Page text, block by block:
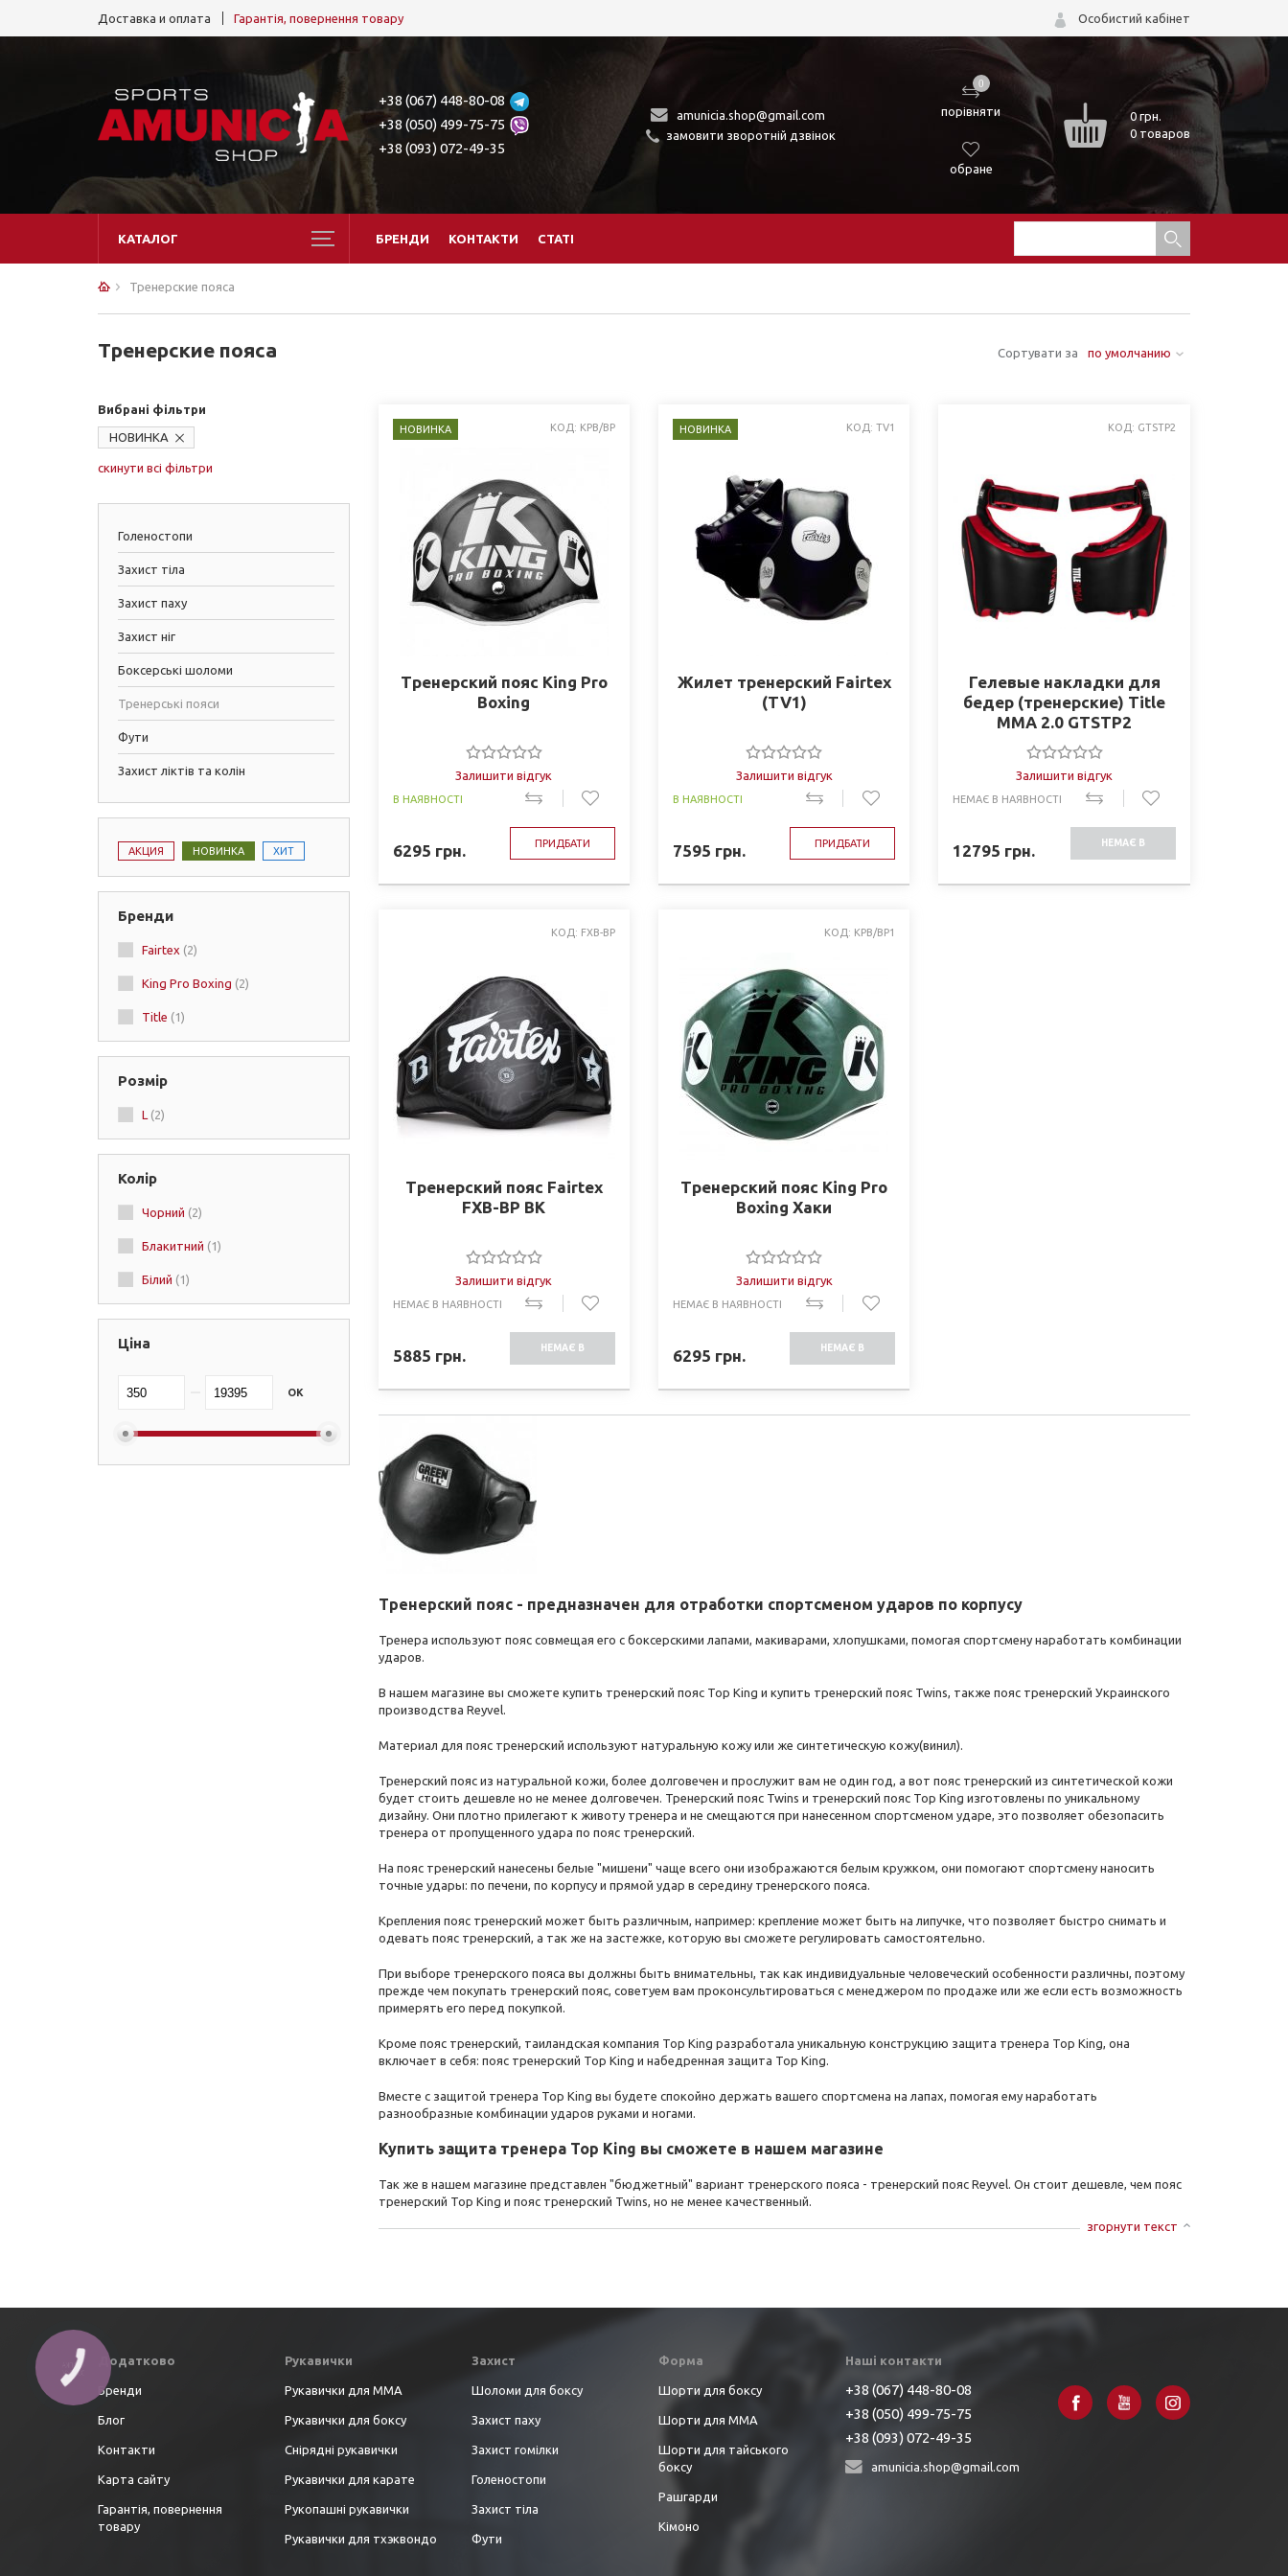
Доставка и оплата Гарантія, повернення товару Особистий кабінет
+38 (067) 448-80-08
+38 (050) 499-75-75
+38 (093) 072-49-35
amunicia.shop@gmail.com
замовити зворотній дзвінок
0
порівняти
обране
0грн.
0 товаров
КАТАЛОГ БРЕНДИ КОНТАКТИ СТАТІ
Тренерские пояса
Тренерские пояса Сортувати за по умолчанию
Вибрані фільтри
НОВИНКА
скинути всі фільтри
Голеностопи
Захист тіла
Захист паху
Захист ніг
Боксерські шоломи
Тренерські пояси
Фути
Захист ліктів та колін
АКЦИЯ НОВИНКА ХИТ
Бренди
Fairtex (2)
King Pro Boxing (2)
Title (1)
Розмір
L (2)
Колір
Чорний (2)
Блакитний (1)
Білий (1)
Ціна
OK
НОВИНКА КОД: KPB/BP
Тренерский пояс King Pro
Boxing
Залишити відгук
В НАЯВНОСТІ
6295 грн. ПРИДБАТИ
НОВИНКА КОД: TV1
Жилет тренерский Fairtex
(TV1)
Залишити відгук
В НАЯВНОСТІ
7595 грн. ПРИДБАТИ
КОД: GTSTP2
Гелевые накладки для
бедер (тренерские) Title
MMA 2.0 GTSTP2
Залишити відгук
НЕМАЄ В НАЯВНОСТІ
12795 грн. НЕМАЄ В
КОД: FXB-BP
Тренерский пояс Fairtex
FXB-BP BK
Залишити відгук
НЕМАЄ В НАЯВНОСТІ
5885 грн. НЕМАЄ В
КОД: KPB/BP1
Тренерский пояс King Pro
Boxing Хаки
Залишити відгук
НЕМАЄ В НАЯВНОСТІ
6295 грн. НЕМАЄ В
Тренерский пояс - предназначен для отработки спортсменом ударов по корпусу
Тренера используют пояс совмещая его с боксерскими лапами, макиварами, хлопушками, помогая спортсмену наработать комбинации
ударов.
В нашем магазине вы сможете купить тренерский пояс Top King и купить тренерский пояс Twins, также пояс тренерский Украинского
производства Reyvel.
Материал для пояс тренерский используют натуральную кожу или же синтетическую кожу(винил).
Тренерский пояс из натуральной кожи, более долговечен и прослужит вам не один год, а вот пояс тренерский из синтетической кожи
будет стоить дешевле но не менее долговечен. Тренерский пояс Twins и тренерский пояс Top King изготовлены по уникальному
дизайну. Они плотно прилегают к животу тренера и не смещаются при нанесенном спортсменом ударе, это позволяет обезопасить
тренера от пропущенного удара по пояс тренерский.
На пояс тренерский нанесены белые "мишени" чаще всего они изображаются белым кружком, они помогают спортсмену наносить
точные удары: по печени, по корпусу и прямой удар в середину тренерского пояса.
Крепления пояс тренерский может быть различным, например: крепление может быть на липучке, что позволяет быстро снимать и
одевать пояс тренерский, а так же на застежке, которую вы сможете регулировать самостоятельно.
При выборе тренерского пояса вы должны быть внимательны, так как индивидуальные человеческий особенности различны, поэтому
прежде чем покупать тренерский пояс, советуем вам проконсультироваться с менеджером по продаже или же если есть возможность
примерять его перед покупкой.
Кроме пояс тренерский, таиландская компания Top King разработала уникальную конструкцию защита тренера Top King, она
включает в себя: пояс тренерский Top King и набедренная защита Top King.
Вместе с защитой тренера Top King вы будете спокойно держать вашего спортсмена на лапах, помогая ему наработать
разнообразные комбинации ударов руками и ногами.
Купить защита тренера Top King вы сможете в нашем магазине
Так же в нашем магазине представлен "бюджетный" вариант тренерского пояса - тренерский пояс Reyvel. Он стоит дешевле, чем пояс
тренерский Top King и пояс тренерский Twins, но не менее качественный.
згорнути текст
Додатково
Бренди
Блог
Контакти
Карта сайту
Гарантія, повернення
товару
Рукавички
Рукавички для ММА
Рукавички для боксу
Снірядні рукавички
Рукавички для карате
Рукопашні рукавички
Рукавички для тхэквондо
Захист
Шоломи для боксу
Захист паху
Захист гомілки
Голеностопи
Захист тіла
Фути
Форма
Шорти для боксу
Шорти для ММА
Шорти для тайського
боксу
Рашгарди
Кімоно
Наші контакти
+38 (067) 448-80-08
+38 (050) 499-75-75
+38 (093) 072-49-35
amunicia.shop@gmail.com